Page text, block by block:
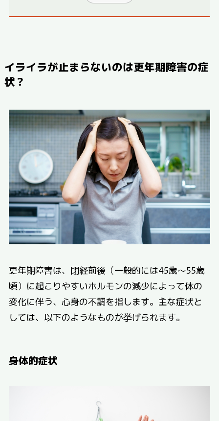
イライラが止まらないのは更年期障害の症
状？
更年期障害は、閉経前後（一般的には45歳〜55歳
頃）に起こりやすいホルモンの減少によって体の
変化に伴う、心身の不調を指します。主な症状と
しては、以下のようなものが挙げられます。
身体的症状